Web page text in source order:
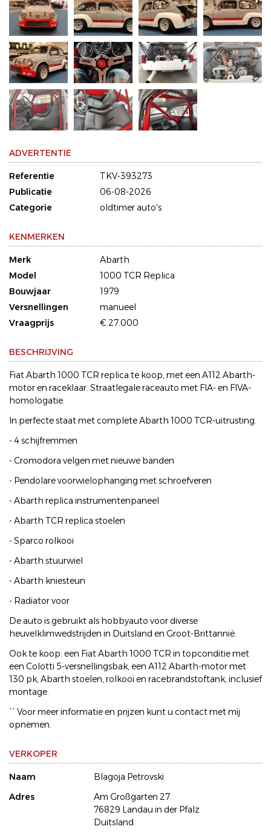
ADVERTENTIE
Referentie
TKV-393273
Publicatie
06-08-2026
Categorie
oldtimer auto's
KENMERKEN
Merk
Abarth
Model
1000 TCR Replica
Bouwjaar
1979
Versnellingen
manueel
Vraagprijs
€ 27.000
BESCHRIJVING
Fiat Abarth 1000 TCR replica te koop, met een A112 Abarth-
motor en raceklaar. Straatlegale raceauto met FIA- en FIVA-
homologatie.
In perfecte staat met complete Abarth 1000 TCR-uitrusting.
- 4 schijfremmen
- Cromodora velgen met nieuwe banden
- Pendolare voorwielophanging met schroefveren
- Abarth replica instrumentenpaneel
- Abarth TCR replica stoelen
- Sparco rolkooi
- Abarth stuurwiel
- Abarth kniesteun
- Radiator voor
De auto is gebruikt als hobbyauto voor diverse
heuvelklimwedstrijden in Duitsland en Groot-Brittannië.
Ook te koop: een Fiat Abarth 1000 TCR in topconditie met
een Colotti 5-versnellingsbak, een A112 Abarth-motor met
130 pk, Abarth stoelen, rolkooi en racebrandstoftank, inclusief
montage.
`` Voor meer informatie en prijzen kunt u contact met mij
opnemen.
VERKOPER
Naam
Blagoja Petrovski
Adres
Am Großgarten 27
76829 Landau in der Pfalz
Duitsland